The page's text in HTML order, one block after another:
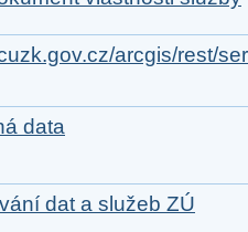
arcgis/rest/
data
dat a služeb ZÚ